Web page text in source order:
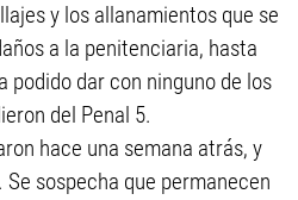
y los allanamientos que se
a la penitenciaria, hasta
podido dar con ninguno de los
del Penal 5.
hace una semana atrás, y
sospecha que permanecen